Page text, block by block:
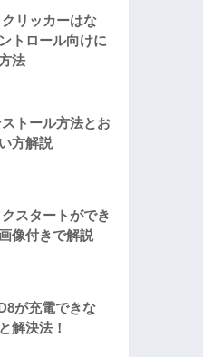
リッカーはな
トロール向けに
法
トール方法とお
方解説
スタートができ
像付きで解説
が充電できな
解決法！